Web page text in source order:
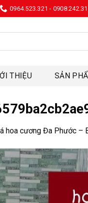
0964.523.321 -
THIỆU SẢN
hoa cương Đa Phước –